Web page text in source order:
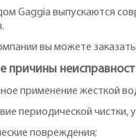
Gaggia выпускаются
вы можете
причины
применение жесткой
периодической чистки,
повреждения;